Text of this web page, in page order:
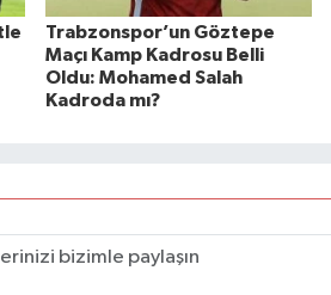
Trabzonspor’un Göztepe
Maçı Kamp Kadrosu Belli
Oldu: Mohamed Salah
Kadroda mı?